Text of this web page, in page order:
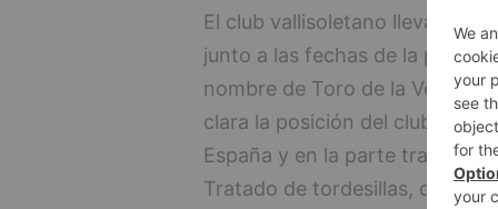
El club vallisoletano llevará un
junto a las fechas de la
nombre de Toro de la Vega),
clara la posición del club. En
España y en la parte trasera
Tratado de tordesillas, que